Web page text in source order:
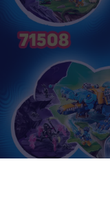
Stavitelé mohou
a sledovat svůj
Builder.